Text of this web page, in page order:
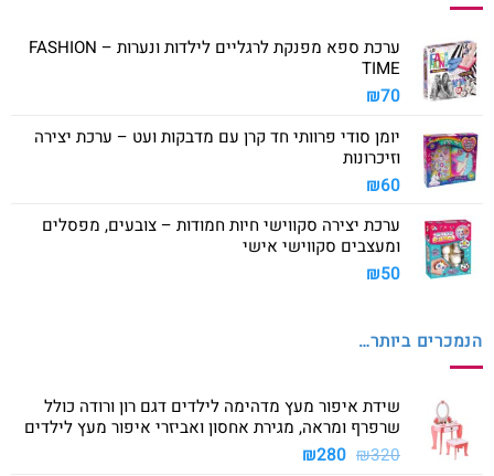
ערכת ספא מפנקת לרגליים לילדות ונערות – FASHION
TIME
₪70
יומן סודי פרוותי חד קרן עם מדבקות ועט – ערכת יצירה
וזיכרונות
₪60
ערכת יצירה סקווישי חיות חמודות – צובעים, מפסלים
ומעצבים סקווישי אישי
₪50
הנמכרים ביותר…
שידת איפור מעץ מדהימה לילדים דגם רון ורודה כולל
שרפרף ומראה, מגירת אחסון ואביזרי איפור מעץ לילדים
₪320
המחיר
₪280 המחיר